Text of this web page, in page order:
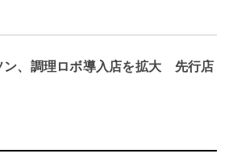
ン、調理ロボ導入店を拡大 先行店